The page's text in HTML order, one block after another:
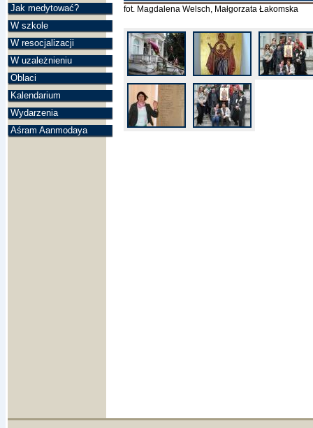
Jak medytować?
W szkole
W resocjalizacji
W uzależnieniu
Oblaci
Kalendarium
Wydarzenia
Aśram Aanmodaya
fot. Magdalena Welsch, Małgorzata Łakomska